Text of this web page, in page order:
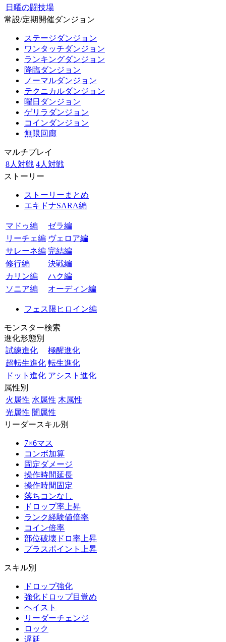
日曜の闘技場
常設/定期開催ダンジョン
ステージダンジョン
ワンタッチダンジョン
ランキングダンジョン
降臨ダンジョン
ノーマルダンジョン
テクニカルダンジョン
曜日ダンジョン
ゲリラダンジョン
コインダンジョン
無限回廊
マルチプレイ
8人対戦 4人対戦
ストーリー
ストーリーまとめ
エキドナSARA編
マドゥ編
ゼラ編
リーチェ編 ヴェロア編
サレーネ編 完結編
修行編
決戦編
カリン編
ハク編
ソニア編
オーディン編
フェス限ヒロイン編
モンスター検索
進化形態別
試練進化
極醒進化
超転生進化 転生進化
ドット進化 アシスト進化
属性別
火属性 水属性 木属性
光属性 闇属性
リーダースキル別
7×6マス
コンボ加算
固定ダメージ
操作時間延長
操作時間固定
落ちコンなし
ドロップ率上昇
ランク経験値倍率
コイン倍率
部位破壊ドロ率上昇
プラスポイント上昇
スキル別
ドロップ強化
強化ドロップ目覚め
ヘイスト
リーダーチェンジ
ロック
遅延